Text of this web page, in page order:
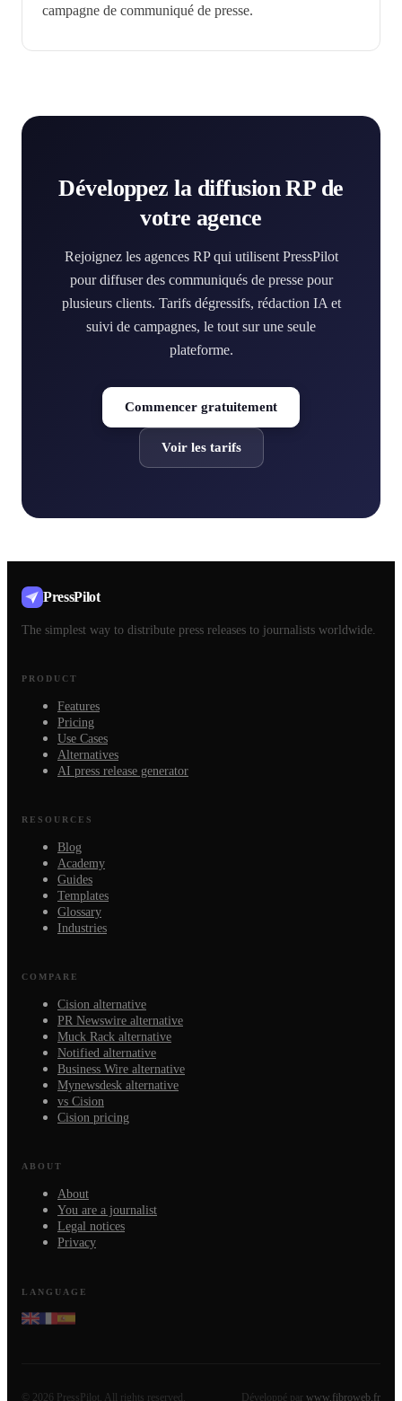
campagne de communiqué de presse.
Développez la diffusion RP de
votre agence
Rejoignez les agences RP qui utilisent PressPilot
pour diffuser des communiqués de presse pour
plusieurs clients. Tarifs dégressifs, rédaction IA et
suivi de campagnes, le tout sur une seule
plateforme.
Commencer gratuitement
Voir les tarifs
PressPilot
The simplest way to distribute press releases to journalists worldwide.
PRODUCT
Features
Pricing
Use Cases
Alternatives
AI press release generator
RESOURCES
Blog
Academy
Guides
Templates
Glossary
Industries
COMPARE
Cision alternative
PR Newswire alternative
Muck Rack alternative
Notified alternative
Business Wire alternative
Mynewsdesk alternative
vs Cision
Cision pricing
ABOUT
About
You are a journalist
Legal notices
Privacy
LANGUAGE
© 2026 PressPilot. All rights reserved. Développé par www.fibroweb.fr